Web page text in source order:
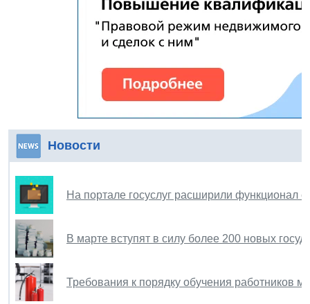
Новости
На портале госуслуг расширили функционал
В марте вступят в силу более 200 новых
Требования к порядку обучения работников